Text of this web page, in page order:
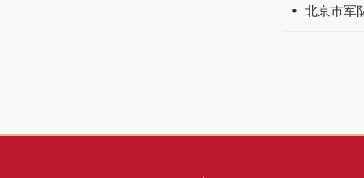
北京市军